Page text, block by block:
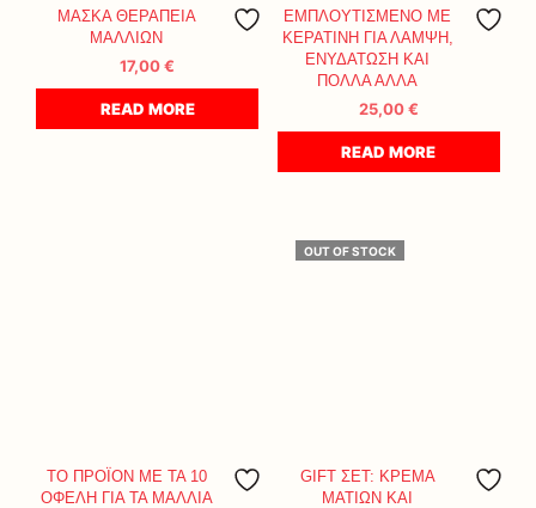
ΜΑΣΚΑ ΘΕΡΑΠΕΙΑ
ΜΑΛΛΙΩΝ
17,00€
READ MORE
ΕΜΠΛΟΥΤΙΣΜΕΝΟ ΜΕ
ΚΕΡΑΤΙΝΗ ΓΙΑ ΛΑΜΨΗ,
ΕΝΥΔΑΤΩΣΗ ΚΑΙ
ΠΟΛΛΑ ΑΛΛΑ
25,00€
READ MORE
ΤΟ ΠΡΟΪΟΝ ΜΕ ΤΑ 10
ΟΦΕΛΗ ΓΙΑ ΤΑ ΜΑΛΛΙΑ
OUT OF STOCK
GIFT ΣΕΤ: ΚΡΕΜΑ
ΜΑΤΙΩΝ ΚΑΙ